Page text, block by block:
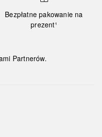
Bezpłatne pakowanie na
prezent¹
Partnerów.